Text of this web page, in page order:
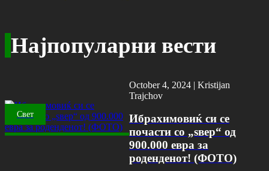
Најпопуларни вести
Свет
October 4, 2024 |Kristijan
Trajchov
Ибрахимовиќ си се
почасти со „ѕвер“ од
900.000 евра за
роденденот! (ФОТО)